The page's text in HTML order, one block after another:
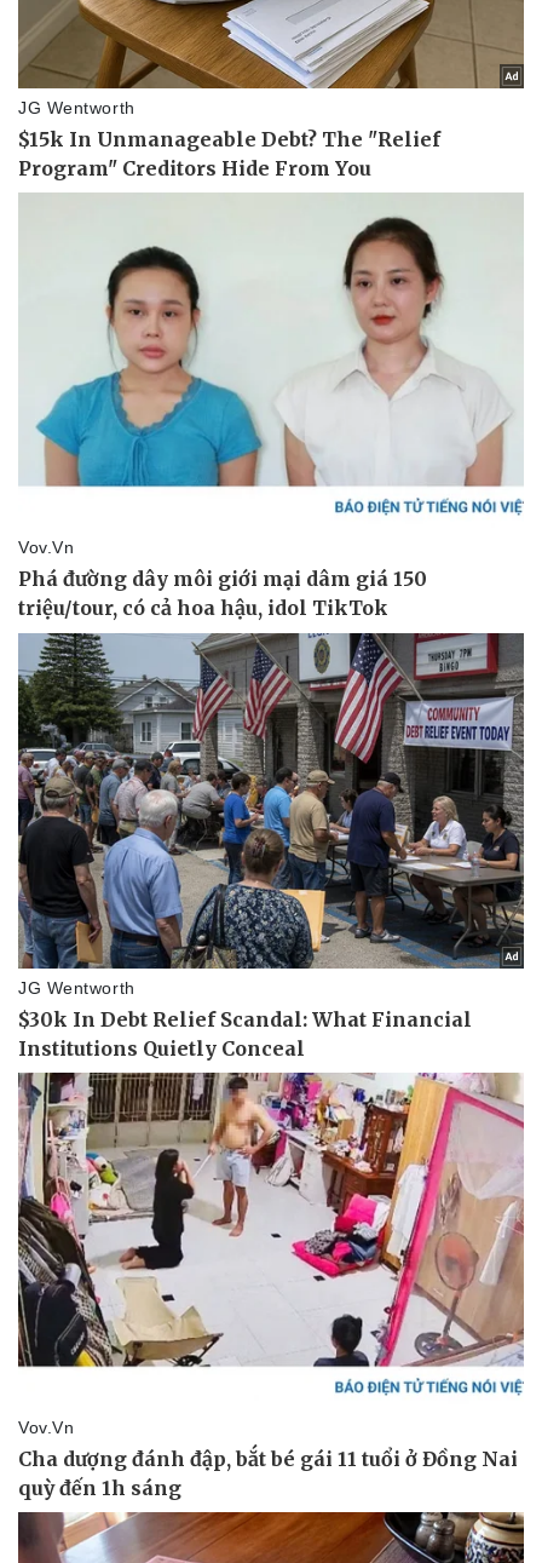
Ăn sạch sống khỏe
Văn hóa
Sân khấu - Điện ảnh
Văn học
Âm nhạc
Di sản
Giải trí
Nghệ sĩ
Thời trang
Sao Việt